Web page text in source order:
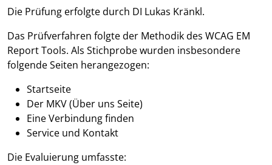
Die Prüfung erfolgte durch DI Lukas Kränkl.
Das Prüfverfahren folgte der Methodik des WCAG EM
Report Tools. Als Stichprobe wurden insbesondere
folgende Seiten herangezogen:
Startseite
Der MKV (Über uns Seite)
Eine Verbindung finden
Service und Kontakt
Die Evaluierung umfasste: